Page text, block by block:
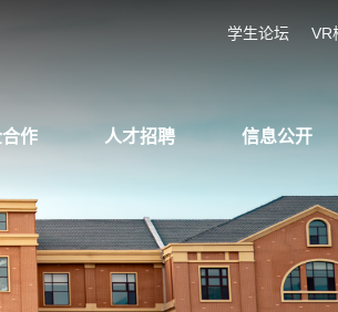
学生论坛 VR
作 人才招聘 信息公开